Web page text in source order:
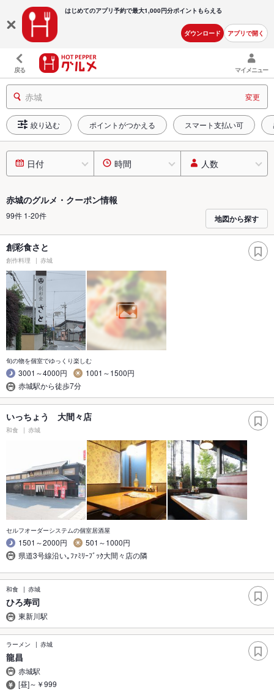
はじめてのアプリ予約で最大1,000円分ポイントもらえる
ダウンロード アプリで開く
戻る マイメニュー
赤城 変更
絞り込む ポイントがつかえる スマート支払い可
日付 時間 人数
赤城のグルメ・クーポン情報
99件 1-20件 地図から探す
創彩食さと
創作料理 赤城
旬の物を個室でゆっくり楽しむ
3001～4000円
1001～1500円
赤城駅から徒歩7分
いっちょう 大間々店
和食 赤城
セルフオーダーシステムの個室居酒屋
1501～2000円
501～1000円
県道3号線沿い｡ﾌｧﾐﾘｰﾌﾞｯｸ大間々店の隣
和食 赤城
ひろ寿司
東新川駅
ラーメン 赤城
龍昌
赤城駅
[昼]～￥999